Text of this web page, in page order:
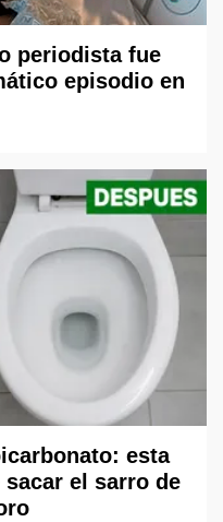
periodista fue
episodio en
esta
sacar el sarro de